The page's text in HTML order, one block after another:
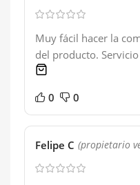
Muy fácil hacer la
del producto.
0 0
Felipe C (propietario